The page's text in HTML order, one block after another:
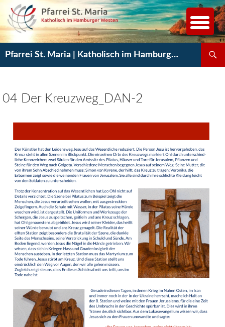
Inhalt
springen
Pfarrei St. Maria | Katholisch im Hamburger Westen
04 Der Kreuzweg_DAN-2